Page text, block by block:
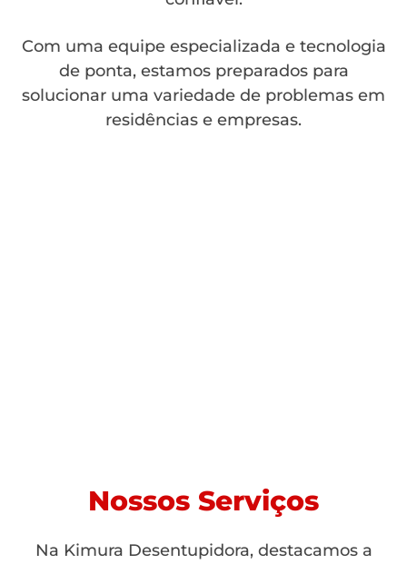
Com uma equipe especializada e tecnologia
de ponta, estamos preparados para
solucionar uma variedade de problemas em
residências e empresas.
Nossos Serviços
Na Kimura Desentupidora, destacamos a